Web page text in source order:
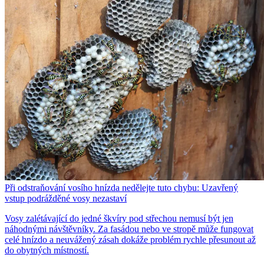
Při odstraňování vosího hnízda nedělejte tuto chybu: Uzavřený
vstup podrážděné vosy nezastaví
Vosy zalétávající do jedné škvíry pod střechou nemusí být jen
náhodnými návštěvníky. Za fasádou nebo ve stropě může fungovat
celé hnízdo a neuvážený zásah dokáže problém rychle přesunout až
do obytných místností.